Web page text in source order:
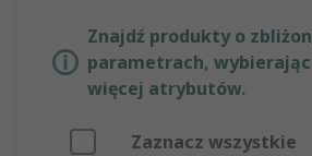
Znajdź produkty o
parametrach,
więcej atrybutów.
Zaznacz wszystkie